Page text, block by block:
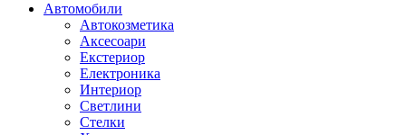
Автомобили
Автокозметика
Аксесоари
Екстериор
Електроника
Интериор
Светлини
Стелки